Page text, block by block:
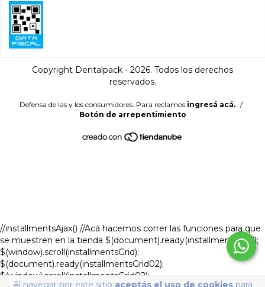
Al navegar por este sitio aceptás el uso de cookiespara
Copyright Dentalpack - 2026. Todos los derechos
reservados.
Defensa de las y los consumidores. Para reclamos ingresá acá. /
Botón de arrepentimiento
//installmentsAjax() //Acá hacemos correr las funciones para que
se muestren en la tienda $(document).ready(installmentsGrid);
$(window).scroll(installmentsGrid);
$(document).ready(installmentsGrid02);
$(window).scroll(installmentsGrid02);